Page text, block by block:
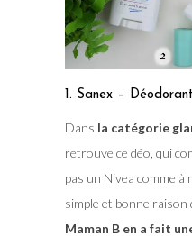
1. Sanex –
Dans la catégorie
retrouve ce déo, qui
pas un Nivea comme
simple et bonne raison
Maman B en a fait